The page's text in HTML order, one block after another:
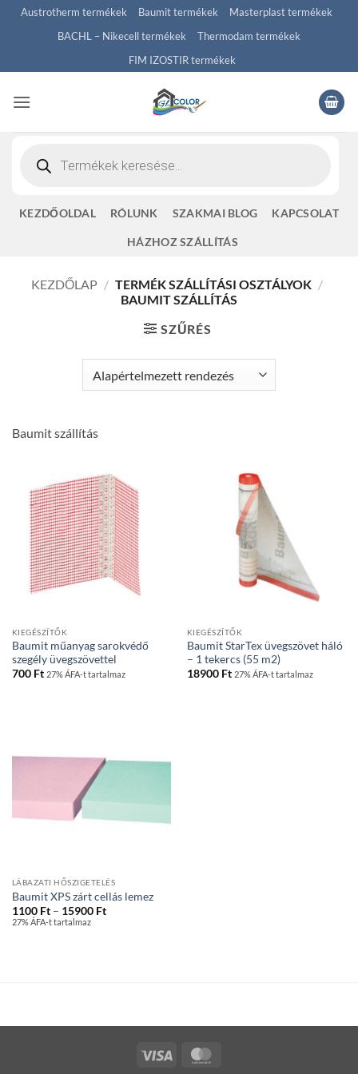
SkipAustrotherm termékek Baumit termékek
Masterplast termékek
BACHL – Nikecell termékek
Thermodam termékek
FIM IZOSTIR termékek
search
KEZDŐOLDAL RÓLUNK SZAKMAI BLOG KAPCSOLAT
HÁZHOZ SZÁLLÍTÁS
KEZDŐLAP / TERMÉK SZÁLLÍTÁSI OSZTÁLYOK /
BAUMIT SZÁLLÍTÁS
SZŰRÉS
Baumit szállítás
KIEGÉSZÍTŐK
Baumit műanyag sarokvédő
szegély üvegszövettel
700 Ft 27% ÁFA-t tartalmaz
KIEGÉSZÍTŐK
Baumit StarTex üvegszövet háló
– 1 tekercs (55 m2)
18900 Ft 27% ÁFA-t tartalmaz
LÁBAZATI HŐSZIGETELÉS
Baumit XPS zárt cellás lemez
1100 Ft – 15900 FtÁrtartomány:
27% ÁFA-t tartalmaz
Visa